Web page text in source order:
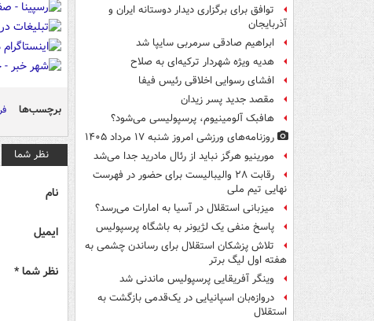
توافق برای برگزاری دیدار دوستانه ایران و
آذربایجان
ابراهیم صادقی سرمربی سایپا شد
هدیه ویژه شهردار ترکیه‌ای به صلاح
افشای رسوایی اخلاقی رئیس فیفا
مقصد جدید پسر زیدان
هافبک آلومینیوم، پرسپولیسی می‌شود؟
روزنامه‌های ورزشی امروز ‌شنبه ۱۷ مرداد ۱۴۰۵
مورینیو هرگز نباید از رئال مادرید جدا می‌شد
رقابت ۲۸ والیبالیست برای حضور در فهرست
نهایی تیم ملی
میزبانی استقلال در آسیا به امارات می‌رسد؟
پاسخ منفی یک لژیونر به باشگاه پرسپولیس
تلاش پزشکان استقلال برای رساندن چشمی به
هفته اول لیگ برتر
وینگر آفریقایی پرسپولیس ماندنی شد
دروازه‌بان اسپانیایی در یک‌قدمی بازگشت به
استقلال
برچسب‌ها
نظر شما
نام
ایمیل
نظر شما *